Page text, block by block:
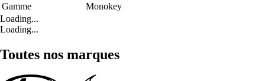
Gamme
Monokey
Loading...
Loading...
Toutes nos marques